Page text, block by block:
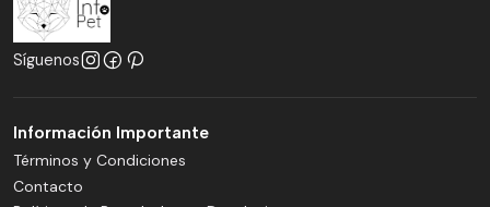
Síguenos
Información Importante
Términos y Condiciones
Contacto